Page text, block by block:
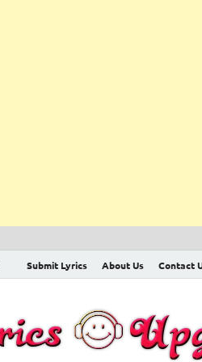
Submit Lyrics About Us Contact